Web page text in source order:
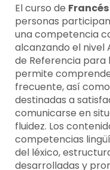
El curso de Francés
personas
una competencia
alcanzando el nivel
de Referencia para
permite
frecuente, así
destinadas a
comunicarse en
fluidez. Los
competencias
del léxico,
desarrolladas y